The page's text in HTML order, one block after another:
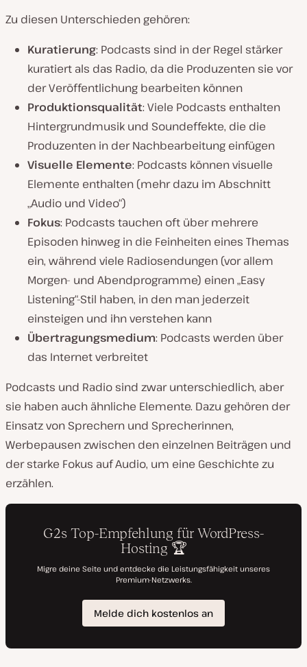
Zu diesen Unterschieden gehören:
Kuratierung: Podcasts sind in der Regel stärker
kuratiert als das Radio, da die Produzenten sie vor
der Veröffentlichung bearbeiten können
Produktionsqualität: Viele Podcasts enthalten
Hintergrundmusik und Soundeffekte, die die
Produzenten in der Nachbearbeitung einfügen
Visuelle Elemente: Podcasts können visuelle
Elemente enthalten (mehr dazu im Abschnitt
„Audio und Video“)
Fokus: Podcasts tauchen oft über mehrere
Episoden hinweg in die Feinheiten eines Themas
ein, während viele Radiosendungen (vor allem
Morgen- und Abendprogramme) einen „Easy
Listening“-Stil haben, in den man jederzeit
einsteigen und ihn verstehen kann
Übertragungsmedium: Podcasts werden über
das Internet verbreitet
Podcasts und Radio sind zwar unterschiedlich, aber
sie haben auch ähnliche Elemente. Dazu gehören der
Einsatz von Sprechern und Sprecherinnen,
Werbepausen zwischen den einzelnen Beiträgen und
der starke Fokus auf Audio, um eine Geschichte zu
erzählen.